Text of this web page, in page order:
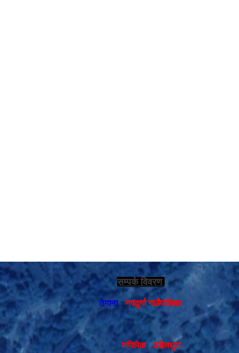
सम्पर्क विवरण
ठेगाना :नवदुर्गा गाउँपालिका
मणिलेक , डडेलधुरा